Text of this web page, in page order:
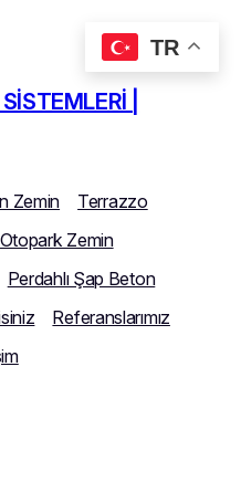
|
Zemin
Terrazzo
Otopark Zemin
Perdahlı Şap Beton
Referanslarımız
TR